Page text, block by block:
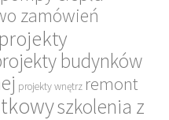
zamówień
projekty
budynków
projekty wnętrz remont
szkolenia z